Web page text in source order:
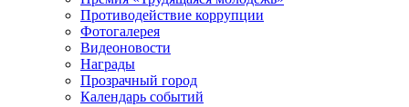
Противодействие коррупции
Фотогалерея
Видеоновости
Награды
Прозрачный город
Календарь событий